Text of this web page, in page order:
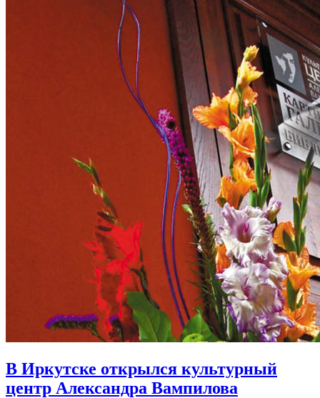
В Иркутске открылся культурный
центр Александра Вампилова